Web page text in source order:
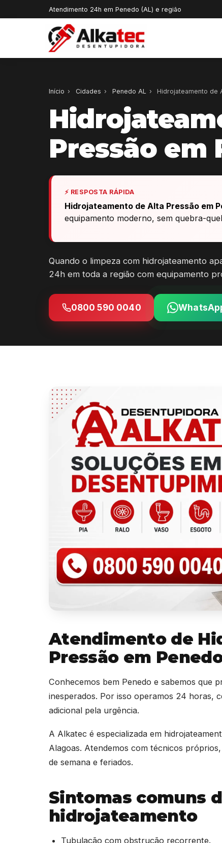
Atendimento 24h em Penedo (AL) e região
Início › Cidades › Penedo AL › Hidrojateamento de
Pressão em
⚡ RESPOSTA RÁPIDA
Hidrojateamento de Alta Pressão em
equipamento moderno, sem quebra-
Quando o limpeza com hidrojateamento
24h em toda a região com equipamento
0800 590 0040
Atendimento de
Pressão em
Conhecemos bem Penedo e sabemos que
inesperados. Por isso operamos 24 horas,
adicional pela urgência.
A Alkatec é especializada em
Alagoas. Atendemos com técnicos
de semana e feriados.
Sintomas comuns
hidrojateamento
Tubulação com obstrução recorrente.